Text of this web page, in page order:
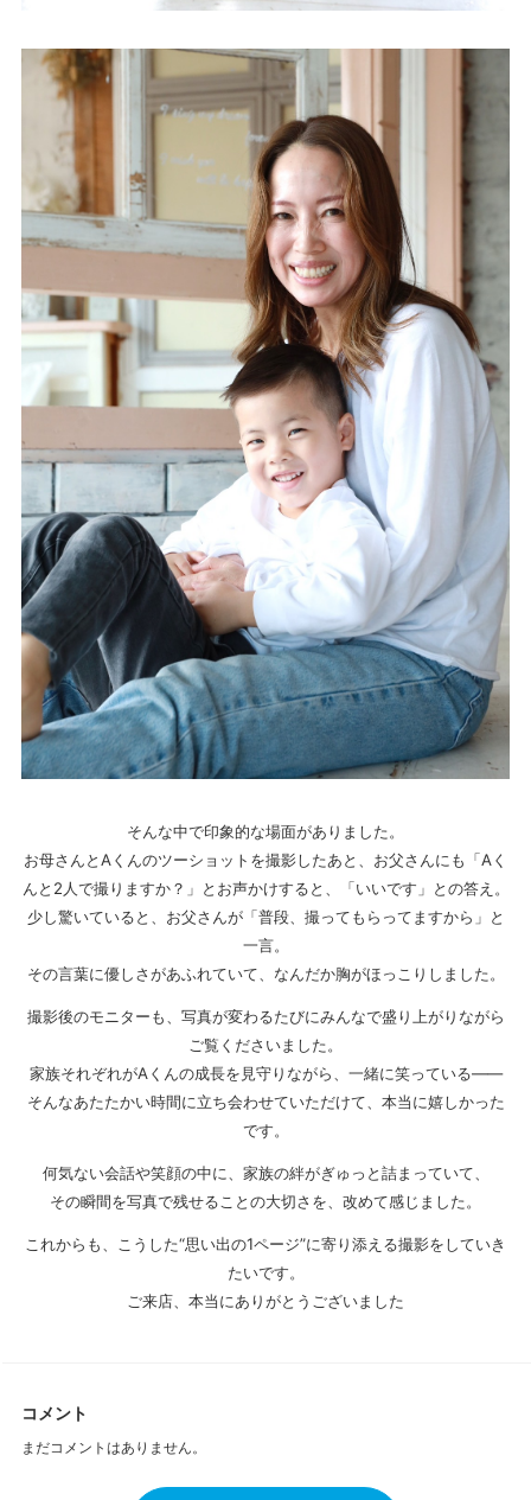
そんな中で印象的な場面がありました。
お母さんとAくんのツーショットを撮影したあと、お父さんにも「Aく
んと2人で撮りますか？」とお声かけすると、「いいです」との答え。
少し驚いていると、お父さんが「普段、撮ってもらってますから」と
一言。
その言葉に優しさがあふれていて、なんだか胸がほっこりしました。
撮影後のモニターも、写真が変わるたびにみんなで盛り上がりながら
ご覧くださいました。
家族それぞれがAくんの成長を見守りながら、一緒に笑っている——
そんなあたたかい時間に立ち会わせていただけて、本当に嬉しかった
です。
何気ない会話や笑顔の中に、家族の絆がぎゅっと詰まっていて、
その瞬間を写真で残せることの大切さを、改めて感じました。
これからも、こうした“思い出の1ページ”に寄り添える撮影をしていき
たいです。
ご来店、本当にありがとうございました
コメント
まだコメントはありません。